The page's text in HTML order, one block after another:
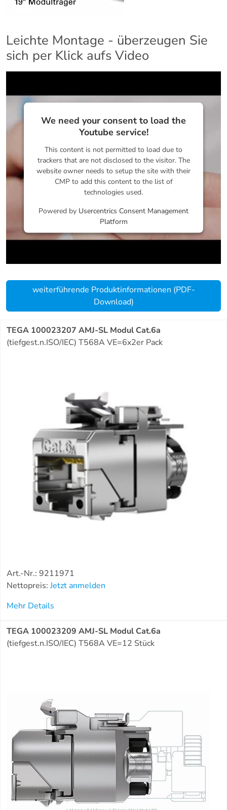
Leichte Montage - überzeugen Sie
sich per Klick aufs Video
We need your consent to load the
Youtube service!
This content is not permitted to load due to
trackers that are not disclosed to the visitor. The
website owner needs to setup the site with their
CMP to add this content to the list of
technologies used.
Powered by Usercentrics Consent Management
Platform
weiterführende Produktinformationen (PDF-
Download)
TEGA 100023207 AMJ-SL Modul Cat.6a
(tiefgest.n.ISO/IEC) T568A VE=6x2er Pack
Art.-Nr.: 9211971
Nettopreis:Jetzt anmelden
Mehr Details
TEGA 100023209 AMJ-SL Modul Cat.6a
(tiefgest.n.ISO/IEC) T568A VE=12 Stück